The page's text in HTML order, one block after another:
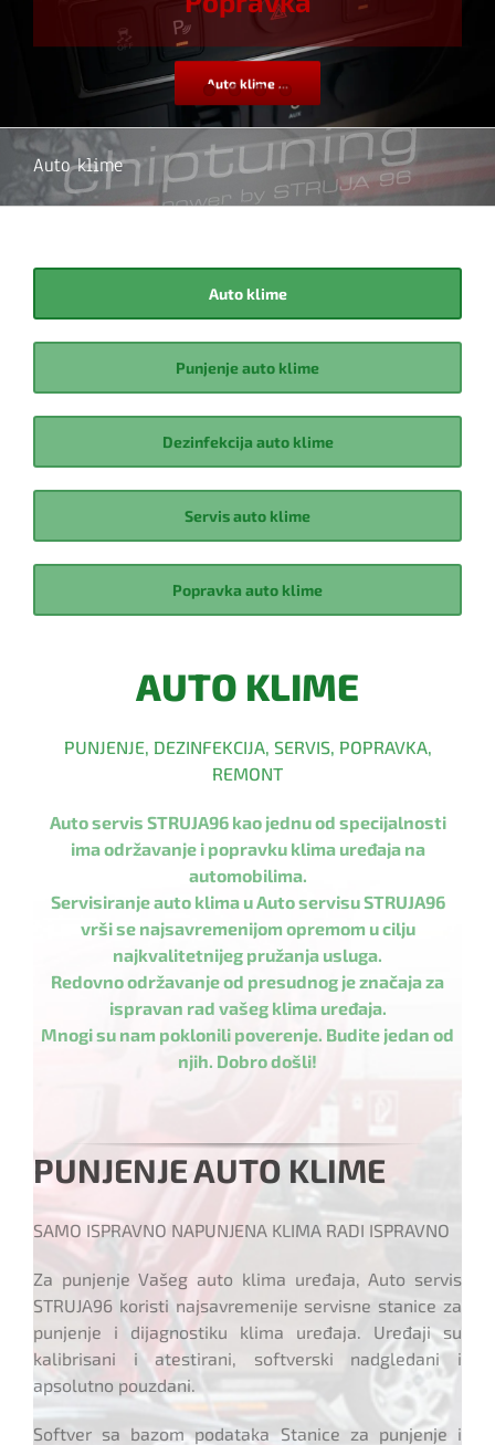
Auto klime ...
Auto klime
Auto klime
Punjenje auto klime
Dezinfekcija auto klime
Servis auto klime
Popravka auto klime
AUTO KLIME
PUNJENJE, DEZINFEKCIJA, SERVIS, POPRAVKA,
REMONT
Auto servis STRUJA96 kao jednu od specijalnosti
ima održavanje i popravku klima uređaja na
automobilima.
Servisiranje auto klima u Auto servisu STRUJA96
vrši se najsavremenijom opremom u cilju
najkvalitetnijeg pružanja usluga.
Redovno održavanje od presudnog je značaja za
ispravan rad vašeg klima uređaja.
Mnogi su nam poklonili poverenje. Budite jedan od
njih. Dobro došli!
PUNJENJE AUTO KLIME
SAMO ISPRAVNO NAPUNJENA KLIMA RADI ISPRAVNO
Za punjenje Vašeg auto klima uređaja, Auto servis
STRUJA96 koristi najsavremenije servisne stanice za
punjenje i dijagnostiku klima uređaja. Uređaji su
kalibrisani i atestirani, softverski nadgledani i
apsolutno pouzdani.
Softver sa bazom podataka Stanice za punjenje i